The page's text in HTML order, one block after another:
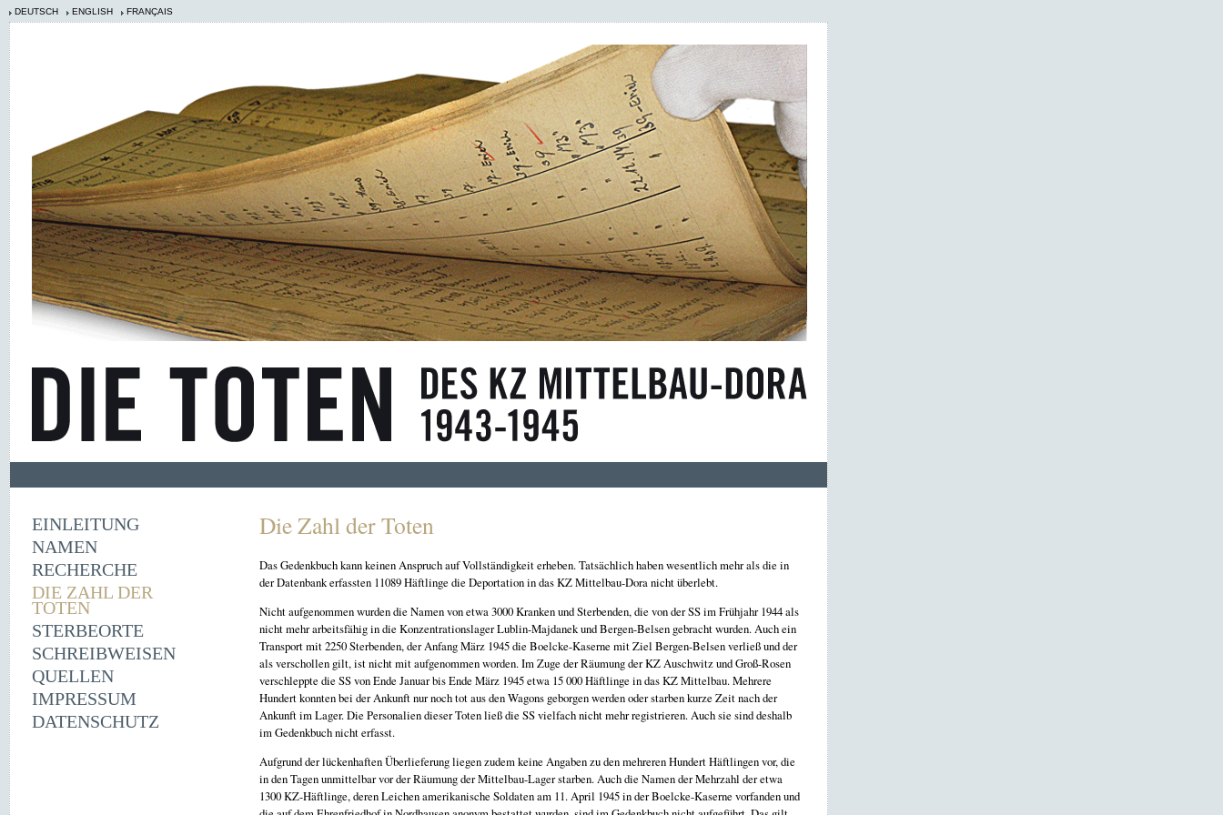
DEUTSCH ENGLISH FRANÇAIS
EINLEITUNG
NAMEN
RECHERCHE
DIE ZAHL DER
TOTEN
STERBEORTE
SCHREIBWEISEN
QUELLEN
IMPRESSUM
DATENSCHUTZ
Die Zahl der Toten
Das Gedenkbuch kann keinen Anspruch auf Vollständigkeit erheben. Tatsächlich haben wesentlich mehr als die in
der Datenbank erfassten 11089 Häftlinge die Deportation in das KZ Mittelbau-Dora nicht überlebt.
Nicht aufgenommen wurden die Namen von etwa 3000 Kranken und Sterbenden, die von der SS im Frühjahr 1944 als
nicht mehr arbeitsfähig in die Konzentrationslager Lublin-Majdanek und Bergen-Belsen gebracht wurden. Auch ein
Transport mit 2250 Sterbenden, der Anfang März 1945 die Boelcke-Kaserne mit Ziel Bergen-Belsen verließ und der
als verschollen gilt, ist nicht mit aufgenommen worden. Im Zuge der Räumung der KZ Auschwitz und Groß-Rosen
verschleppte die SS von Ende Januar bis Ende März 1945 etwa 15 000 Häftlinge in das KZ Mittelbau. Mehrere
Hundert konnten bei der Ankunft nur noch tot aus den Wagons geborgen werden oder starben kurze Zeit nach der
Ankunft im Lager. Die Personalien dieser Toten ließ die SS vielfach nicht mehr registrieren. Auch sie sind deshalb
im Gedenkbuch nicht erfasst.
Aufgrund der lückenhaften Überlieferung liegen zudem keine Angaben zu den mehreren Hundert Häftlingen vor, die
in den Tagen unmittelbar vor der Räumung der Mittelbau-Lager starben. Auch die Namen der Mehrzahl der etwa
1300 KZ-Häftlinge, deren Leichen amerikanische Soldaten am 11. April 1945 in der Boelcke-Kaserne vorfanden und